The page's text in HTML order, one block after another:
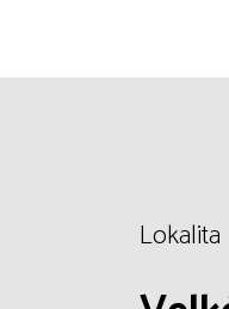
Lokalita